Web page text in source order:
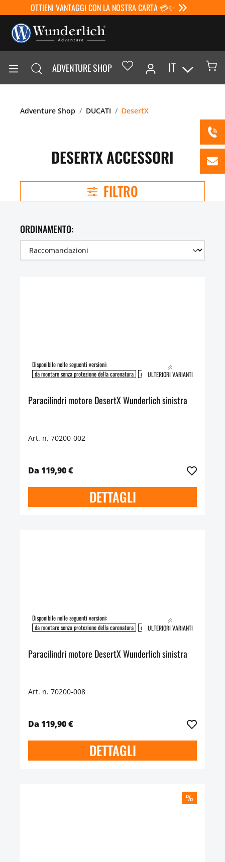
OTTIENI VANTAGGI CON LA NOSTRA CARTA 💳✨
ADVENTURE SHOP IT
Adventure Shop DUCATI DesertX
DESERTX ACCESSORI
FILTRO
ORDINAMENTO:
Disponibile nelle seguenti versioni:
da montare senza protezione della carenatura
da montare con protezione della
ULTERIORI VARIANTI
Paracilindri motore DesertX Wunderlich sinistra
Art. n. 70200-002
Da 119,90 €
DETTAGLI
Disponibile nelle seguenti versioni:
da montare senza protezione della carenatura
da montare con protezione della
ULTERIORI VARIANTI
Paracilindri motore DesertX Wunderlich sinistra
Art. n. 70200-008
Da 119,90 €
DETTAGLI
%